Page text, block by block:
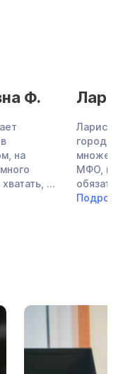
Лариса
Лариса Зияевна —
городской
множество
МФО, не могла
обязательствам,
Подробнее